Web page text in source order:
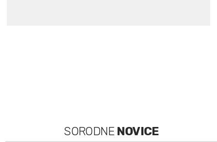
SORODNE NOVICE